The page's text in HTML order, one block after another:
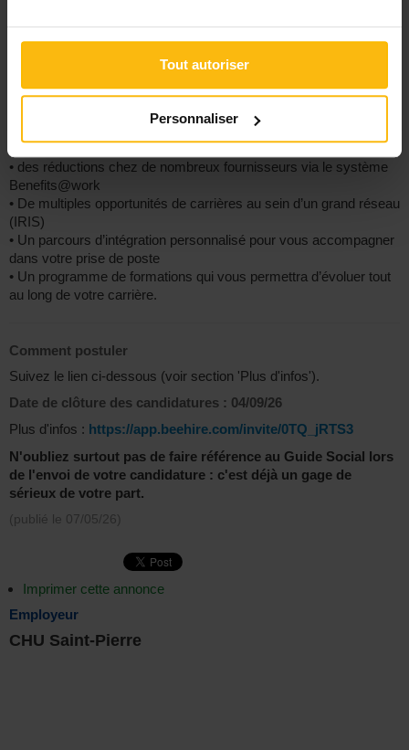
Tout autoriser
Personnaliser
vélo
• Une prime annuelle d’attractivité
• Une allocation mensuelle de bilinguisme de 150€ bruts (sous
réserve de la remise du brevet Selor Art. 10)
• 24 jours de congés légaux et 5 jours de congés extra-légaux (+
les différents congés de circonstance)
• des réductions chez de nombreux fournisseurs via le système
Benefits@work
• De multiples opportunités de carrières au sein d’un grand réseau
(IRIS)
• Un parcours d’intégration personnalisé pour vous accompagner
dans votre prise de poste
• Un programme de formations qui vous permettra d’évoluer tout
au long de votre carrière.
Comment postuler
Suivez le lien ci-dessous (voir section 'Plus d'infos').
Date de clôture des candidatures : 04/09/26
Plus d'infos : https://app.beehire.com/invite/0TQ_jRTS3
N'oubliez surtout pas de faire référence au Guide Social lors
de l'envoi de votre candidature : c'est déjà un gage de
sérieux de votre part.
(publié le 07/05/26
Imprimer cette annonce
Employeur
CHU Saint-Pierre